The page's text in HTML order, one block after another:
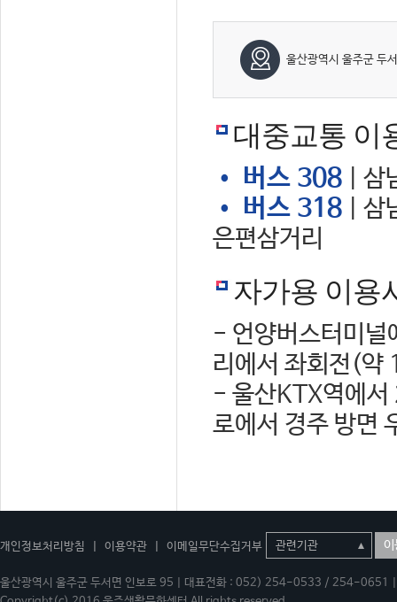
울산광역시 울주군 두
대중교통 이
• 버스 308 | 삼
• 버스 318 | 삼
은편삼거리
자가용 이용
- 언양버스터미널
리에서 좌회전(약
- 울산KTX역에서
로에서 경주 방면
개인정보처리방침 이용약관 이메일무단수집거부 이
울산광역시 울주군 두서면 인보로 95 | 대표전화 : 052) 254-0533 / 254-